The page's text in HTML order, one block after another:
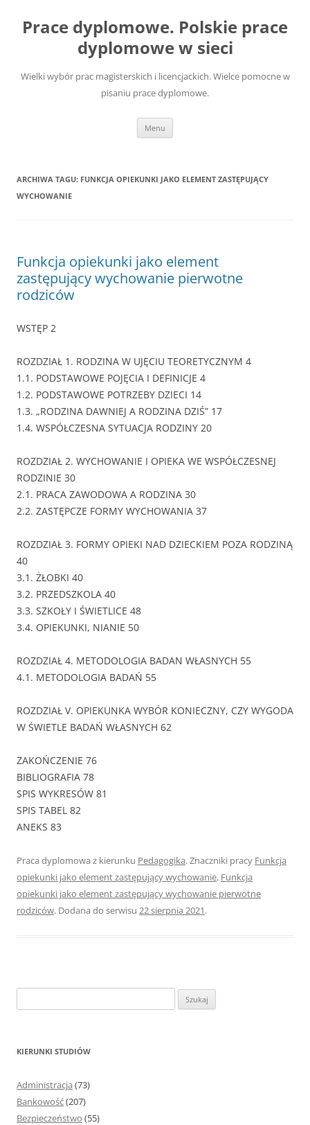
treści
Prace dyplomowe. Polskie prace
dyplomowe w sieci
Wielki wybór prac magisterskich i licencjackich. Wielce pomocne w
pisaniu prace dyplomowe.
Menu
ARCHIWA TAGU: FUNKCJA OPIEKUNKI JAKO ELEMENT ZASTĘPUJĄCY
WYCHOWANIE
Funkcja opiekunki jako element
zastępujący wychowanie pierwotne
rodziców
WSTĘP 2
ROZDZIAŁ 1. RODZINA W UJĘCIU TEORETYCZNYM 4
1.1. PODSTAWOWE POJĘCIA I DEFINICJE 4
1.2. PODSTAWOWE POTRZEBY DZIECI 14
1.3. „RODZINA DAWNIEJ A RODZINA DZIŚ” 17
1.4. WSPÓŁCZESNA SYTUACJA RODZINY 20
ROZDZIAŁ 2. WYCHOWANIE I OPIEKA WE WSPÓŁCZESNEJ
RODZINIE 30
2.1. PRACA ZAWODOWA A RODZINA 30
2.2. ZASTĘPCZE FORMY WYCHOWANIA 37
ROZDZIAŁ 3. FORMY OPIEKI NAD DZIECKIEM POZA RODZINĄ
40
3.1. ŻŁOBKI 40
3.2. PRZEDSZKOLA 40
3.3. SZKOŁY I ŚWIETLICE 48
3.4. OPIEKUNKI, NIANIE 50
ROZDZIAŁ 4. METODOLOGIA BADAN WŁASNYCH 55
4.1. METODOLOGIA BADAŃ 55
ROZDZIAŁ V. OPIEKUNKA WYBÓR KONIECZNY, CZY WYGODA
W ŚWIETLE BADAŃ WŁASNYCH 62
ZAKOŃCZENIE 76
BIBLIOGRAFIA 78
SPIS WYKRESÓW 81
SPIS TABEL 82
ANEKS 83
Praca dyplomowa z kierunku Pedagogika. Znaczniki pracy Funkcja
opiekunki jako element zastępujący wychowanie, Funkcja
opiekunki jako element zastępujący wychowanie pierwotne
rodziców. Dodana do serwisu 22 sierpnia 2021.
z
KIERUNKI STUDIÓW
Administracja (73)
Bankowość(207)
Bezpieczeństwo (55)